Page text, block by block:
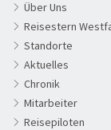
60plus Reisen
Advents-,
Über Uns
Reisestern
Standorte
Aktuelles
Chronik
Mitarbeiter
Reisepiloten